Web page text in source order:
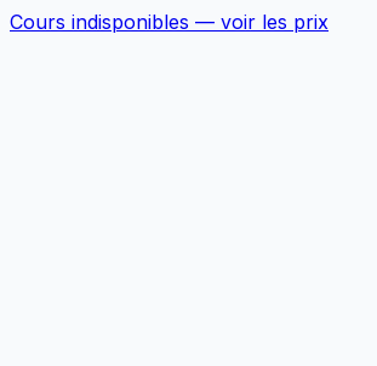
Cours indisponibles — voir les prix